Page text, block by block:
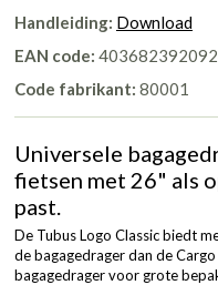
Handleiding: Download
EAN code:
Code fabrikant: 80001
Universele
fietsen met 26" als
past.
De Tubus Logo Classic biedt
de bagagedrager dan de
bagagedrager voor grote